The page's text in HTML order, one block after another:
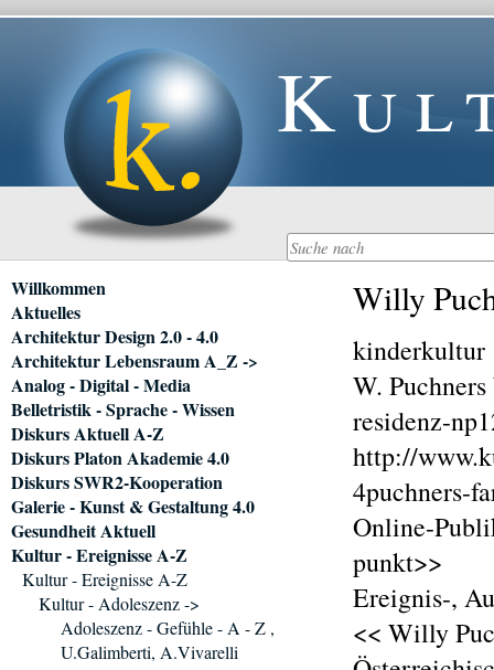
Willy
kinderkultur
W.
residenz-
http://
4puchners-
Online-
punkt>>
Ereignis-,
<< Willy
Navigation
überspringen
Willkommen
Aktuelles
Architektur Design 2.0 - 4.0
Architektur Lebensraum A_Z ->
Analog - Digital - Media
Belletristik - Sprache - Wissen
Diskurs Aktuell A-Z
Diskurs Platon Akademie 4.0
Diskurs SWR2-Kooperation
Galerie - Kunst & Gestaltung 4.0
Gesundheit Aktuell
Kultur - Ereignisse A-Z
Kultur - Ereignisse A-Z
Kultur - Adoleszenz ->
Adoleszenz - Gefühle - A - Z ,
U.Galimberti, A.Vivarelli